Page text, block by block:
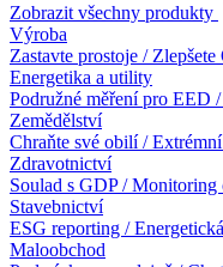
Zobrazit všechny produkty
Výroba
Zastavte prostoje / Zlepšete
Energetika a utility
Podružné měření pro EED
Zemědělství
Chraňte své obilí /
Zdravotnictví
Soulad s GDP / Monitoring
Stavebnictví
ESG reporting /
Maloobchod